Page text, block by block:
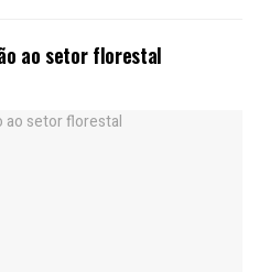
ao setor florestal